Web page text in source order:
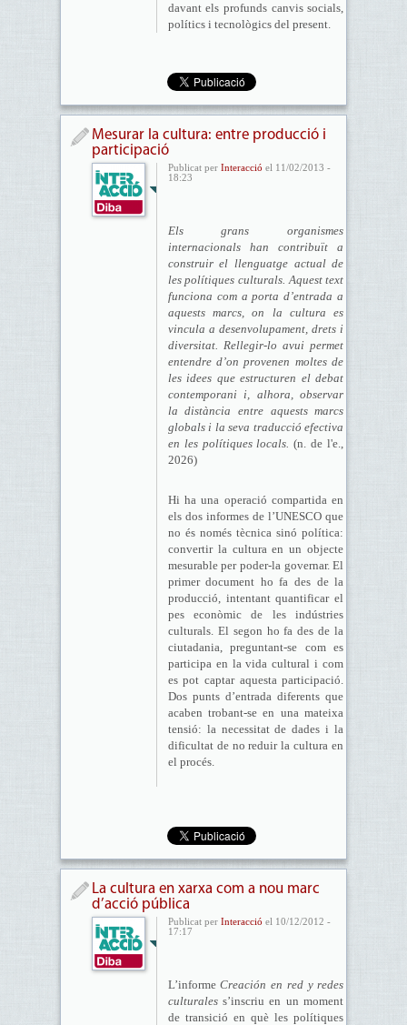
davant els profunds canvis socials,
polítics i tecnològics del present.
Mesurar la cultura: entre producció i
participació
Publicat per Interacció el 11/02/2013 -
18:23
Els grans organismes
internacionals han contribuït a
construir el llenguatge actual de
les polítiques culturals. Aquest text
funciona com a porta d’entrada a
aquests marcs, on la cultura es
vincula a desenvolupament, drets i
diversitat. Rellegir-lo avui permet
entendre d’on provenen moltes de
les idees que estructuren el debat
contemporani i, alhora, observar
la distància entre aquests marcs
globals i la seva traducció efectiva
en les polítiques locals.(n. de l'e.,
2026)
Hi ha una operació compartida en
els dos informes de l’UNESCO que
no és només tècnica sinó política:
convertir la cultura en un objecte
mesurable per poder-la governar. El
primer document ho fa des de la
producció, intentant quantificar el
pes econòmic de les indústries
culturals. El segon ho fa des de la
ciutadania, preguntant-se com es
participa en la vida cultural i com
es pot captar aquesta participació.
Dos punts d’entrada diferents que
acaben trobant-se en una mateixa
tensió: la necessitat de dades i la
dificultat de no reduir la cultura en
el procés.
La cultura en xarxa com a nou marc
d’acció pública
Publicat per Interacció el 10/12/2012 -
17:17
L’informeCreación en red y redes
culturaless’inscriu en un moment
de transició en què les polítiques